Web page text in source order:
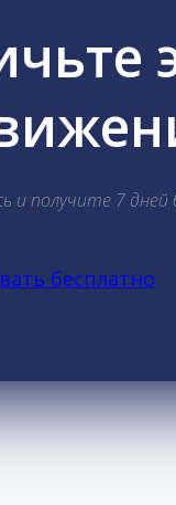
и получите 7
бесплатно